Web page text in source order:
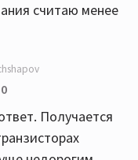
считаю менее
0
Получается